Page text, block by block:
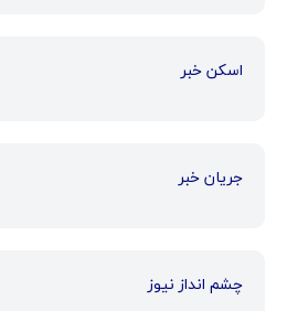
اسکن خبر
جریان خبر
چشم انداز نیوز